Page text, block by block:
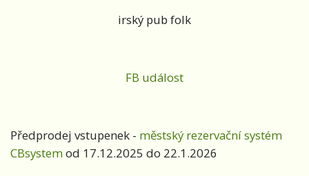
irský pub folk
FB událost
Předprodej vstupenek - městský rezervační systém
CBsystemod 17.12.2025 do 22.1.2026